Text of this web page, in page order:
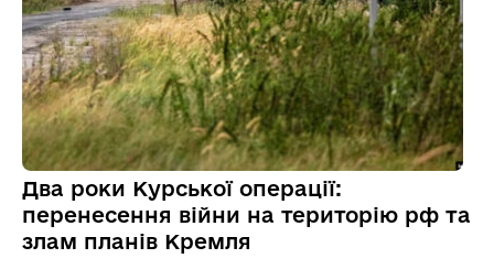
Два роки Курської операції:
перенесення війни на територію рф та
злам планів Кремля